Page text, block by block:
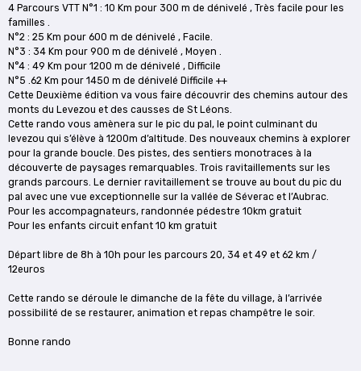
4 Parcours VTT N°1 : 10 Km pour 300 m de dénivelé , Très facile pour les
familles .
N°2 : 25 Km pour 600 m de dénivelé , Facile.
N°3 : 34 Km pour 900 m de dénivelé , Moyen .
N°4 : 49 Km pour 1200 m de dénivelé , Difficile
N°5 .62 Km pour 1450 m de dénivelé Difficile ++
Cette Deuxième édition va vous faire découvrir des chemins autour des
monts du Levezou et des causses de St Léons.
Cette rando vous amènera sur le pic du pal, le point culminant du
levezou qui s’élève à 1200m d’altitude. Des nouveaux chemins à explorer
pour la grande boucle. Des pistes, des sentiers monotraces à la
découverte de paysages remarquables. Trois ravitaillements sur les
grands parcours. Le dernier ravitaillement se trouve au bout du pic du
pal avec une vue exceptionnelle sur la vallée de Séverac et l’Aubrac.
Pour les accompagnateurs, randonnée pédestre 10km gratuit
Pour les enfants circuit enfant 10 km gratuit
Départ libre de 8h à 10h pour les parcours 20, 34 et 49 et 62 km /
12euros
Cette rando se déroule le dimanche de la fête du village, à l’arrivée
possibilité de se restaurer, animation et repas champêtre le soir.
Bonne rando